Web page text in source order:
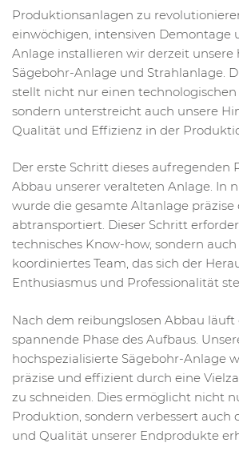
Produktionsanlagen zu
einwöchigen, intensiven Demontage
Anlage installieren wir derzeit unsere
Sägebohr-Anlage und Strahlanlage.
stellt nicht nur einen technologischen
sondern unterstreicht auch unsere
Qualität und Effizienz in der
Der erste Schritt dieses aufregenden
Abbau unserer veralteten Anlage. In
wurde die gesamte Altanlage
abtransportiert. Dieser Schritt
technisches Know-how, sondern
koordiniertes Team, das sich der
Enthusiasmus und Professionalität
Nach dem reibungslosen Abbau läuft
spannende Phase des Aufbaus.
hochspezialisierte Sägebohr-Anlage
präzise und effizient durch eine
zu schneiden. Dies ermöglicht nicht
Produktion, sondern verbessert auch
und Qualität unserer Endprodukte